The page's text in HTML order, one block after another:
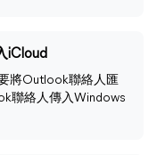
iCloud
將Outlook聯絡人匯
聯絡人傳入Windows